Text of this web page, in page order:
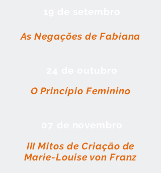
As Negações de Fabiana
O Princípio Feminino
III Mitos de Criação de
Marie-Louise von Franz